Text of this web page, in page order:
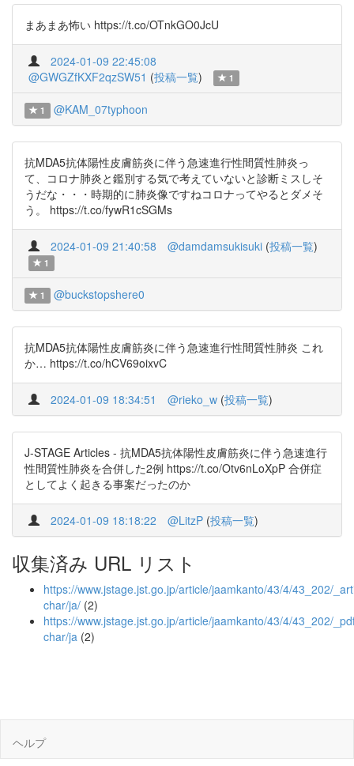
まあまあ怖い https://t.co/OTnkGO0JcU
2024-01-09 22:45:08
@GWGZfKXF2qzSW51 (投稿一覧) 1
1 @KAM_07typhoon
抗MDA5抗体陽性皮膚筋炎に伴う急速進行性間質性肺炎っ
て、コロナ肺炎と鑑別する気で考えていないと診断ミスしそ
うだな・・・時期的に肺炎像ですねコロナってやるとダメそ
う。 https://t.co/fywR1cSGMs
2024-01-09 21:40:58 @damdamsukisuki (投稿一覧)
1
1 @buckstopshere0
抗MDA5抗体陽性皮膚筋炎に伴う急速進行性間質性肺炎 これ
か… https://t.co/hCV69oixvC
2024-01-09 18:34:51 @rieko_w (投稿一覧)
J-STAGE Articles - 抗MDA5抗体陽性皮膚筋炎に伴う急速進行
性間質性肺炎を合併した2例 https://t.co/Otv6nLoXpP 合併症
としてよく起きる事案だったのか
2024-01-09 18:18:22 @LitzP (投稿一覧)
収集済み URL リスト
https://www.jstage.jst.go.jp/article/jaamkanto/43/4/43_202/
char/ja/ (2)
https://www.jstage.jst.go.jp/article/jaamkanto/43/4/43_202/
char/ja (2)
ヘルプ